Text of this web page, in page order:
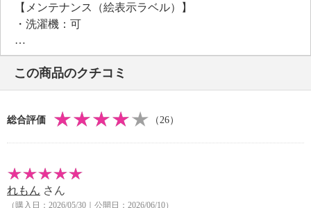
【メンテナンス（絵表示ラベル）】
・洗濯機：可
・漂白処理：塩素系・酸素系漂白不可
・タンブル乾燥：不可
・自然乾燥：日陰の吊り干し
・アイロン仕上げ：可（低温）
【メンテナンス（ケアラベル）】
・水や汗などによる色落ち、色移り注意
・ネット使用
【原産国（地）】
この商品のクチコミ
総合評価 （26）
れもん さん
（購入日：2026/05/30｜公開日：2026/06/10）